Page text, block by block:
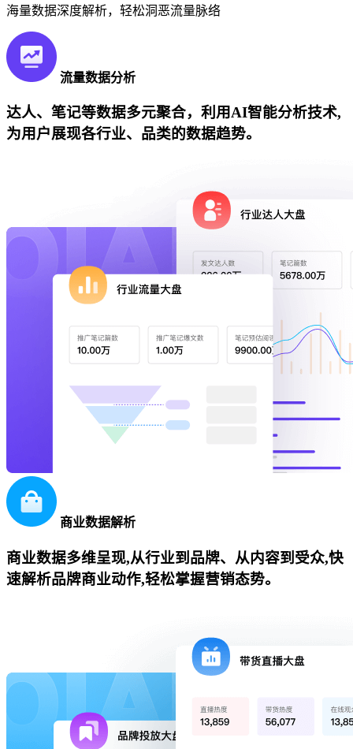
海量数据深度解析，轻松洞恶流量脉络
流量数据分析
达人、笔记等数据多元聚合，利用AI智能分析技术,
为用户展现各行业、品类的数据趋势。
商业数据解析
商业数据多维呈现,从行业到品牌、从内容到受众,快
速解析品牌商业动作,轻松掌握营销态势。